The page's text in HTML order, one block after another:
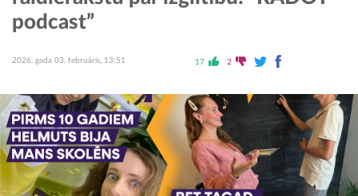
podcast”
2026. gada 03. februāris, 13:51 17 2